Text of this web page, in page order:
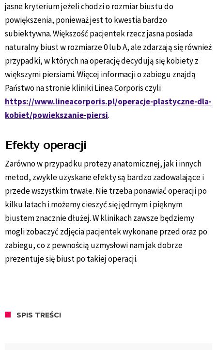
jasne kryterium jeżeli chodzi o rozmiar biustu do
powiększenia, ponieważ jest to kwestia bardzo
subiektywna. Większość pacjentek rzecz jasna posiada
naturalny biust w rozmiarze 0 lub A, ale zdarzają się również
przypadki, w których na operację decydują się kobiety z
większymi piersiami. Więcej informacji o zabiegu znajdą
Państwo na stronie kliniki Linea Corporis czyli
https://www.lineacorporis.pl/operacje-plastyczne-dla-
kobiet/powiekszanie-piersi.
Efekty operacji
Zarówno w przypadku protezy anatomicznej, jak i innych
metod, zwykle uzyskane efekty są bardzo zadowalające i
przede wszystkim trwałe. Nie trzeba ponawiać operacji po
kilku latach i możemy cieszyć się jędrnym i pięknym
biustem znacznie dłużej. W klinikach zawsze będziemy
mogli zobaczyć zdjęcia pacjentek wykonane przed oraz po
zabiegu, co z pewnością uzmysłowi nam jak dobrze
prezentuje się biust po takiej operacji.
SPIS TREŚCI